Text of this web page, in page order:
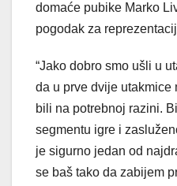
domaće pubike Marko
pogodak za
“Jako dobro smo ušli u
da u prve dvije utakmice
bili na potrebnoj razini.
segmentu igre i
je sigurno jedan od
se baš tako da zabijem